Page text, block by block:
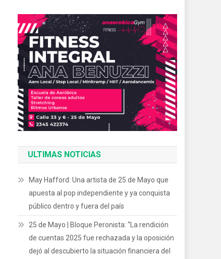
ULTIMAS NOTICIAS
May Hafford: Una artista de 25 de Mayo que
apuesta al pop independiente y ya conquista
público dentro y fuera del país
25 de Mayo | Bloque Peronista: “La rendición
de cuentas 2025 fue rechazada y la oposición
dejó al descubierto la situación financiera del